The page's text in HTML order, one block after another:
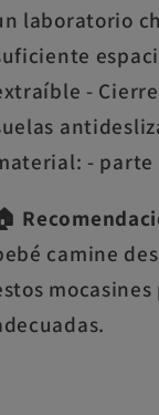
laboratorio
-
-
camine